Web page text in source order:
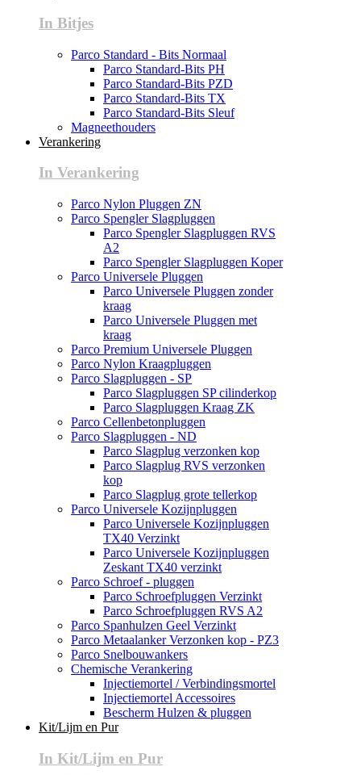
In Bitjes
Parco Standard - Bits Normaal
Parco Standard-Bits PH
Parco Standard-Bits PZD
Parco Standard-Bits TX
Parco Standard-Bits Sleuf
Magneethouders
Verankering
In Verankering
Parco Nylon Pluggen ZN
Parco Spengler Slagpluggen
Parco Spengler Slagpluggen RVS
A2
Parco Spengler Slagpluggen Koper
Parco Universele Pluggen
Parco Universele Pluggen zonder
kraag
Parco Universele Pluggen met
kraag
Parco Premium Universele Pluggen
Parco Nylon Kraagpluggen
Parco Slagpluggen - SP
Parco Slagpluggen SP cilinderkop
Parco Slagpluggen Kraag ZK
Parco Cellenbetonpluggen
Parco Slagpluggen - ND
Parco Slagplug verzonken kop
Parco Slagplug RVS verzonken
kop
Parco Slagplug grote tellerkop
Parco Universele Kozijnpluggen
Parco Universele Kozijnpluggen
TX40 Verzinkt
Parco Universele Kozijnpluggen
Zeskant TX40 verzinkt
Parco Schroef - pluggen
Parco Schroefpluggen Verzinkt
Parco Schroefpluggen RVS A2
Parco Spanhulzen Geel Verzinkt
Parco Metaalanker Verzonken kop - PZ3
Parco Snelbouwankers
Chemische Verankering
Injectiemortel / Verbindingsmortel
Injectiemortel Accessoires
Bescherm Hulzen & pluggen
Kit/Lijm en Pur
In Kit/Lijm en Pur